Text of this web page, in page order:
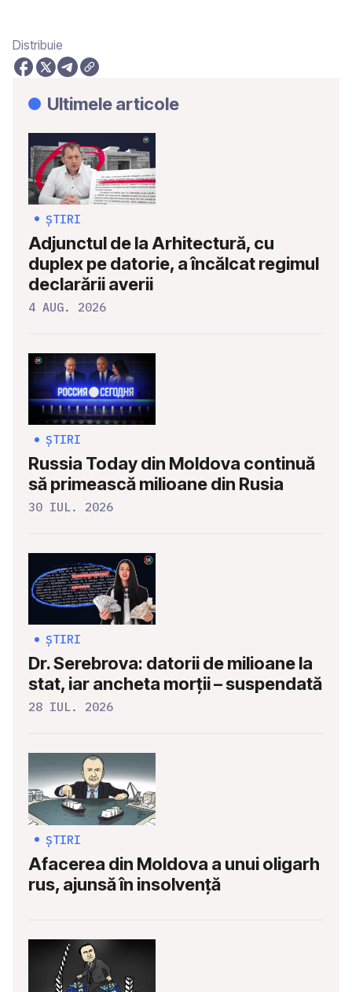
Distribuie
Ultimele articole
ȘTIRI
Adjunctul de la Arhitectură, cu
duplex pe datorie, a încălcat regimul
declarării averii
4 AUG. 2026
ȘTIRI
Russia Today din Moldova continuă
să primească milioane din Rusia
30 IUL. 2026
ȘTIRI
Dr. Serebrova: datorii de milioane la
stat, iar ancheta morții – suspendată
28 IUL. 2026
ȘTIRI
Afacerea din Moldova a unui oligarh
rus, ajunsă în insolvență